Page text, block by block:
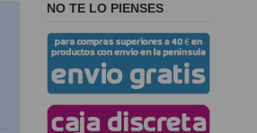
NO TE LO PIENSES